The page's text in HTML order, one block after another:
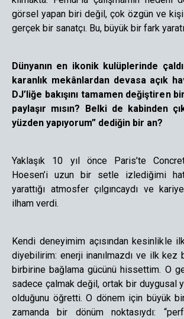
görsel yapan biri değil, çok özgün ve
gerçek bir sanatçı. Bu, büyük bir fark
Dünyanın en ikonik kulüplerinde
karanlık mekânlardan devasa açık
DJ’liğe bakışını tamamen değiştiren
paylaşır mısın? Belki de kabinden
yüzden yapıyorum” dediğin bir an?
Yaklaşık 10 yıl önce Paris’te
Hoesen’i uzun bir setle izlediğimi
yarattığı atmosfer çılgıncaydı ve
ilham verdi.
Kendi deneyimim açısından kesinlikle
diyebilirim: enerji inanılmazdı ve ilk kez
birbirine bağlama gücünü hissettim. O
sadece çalmak değil, ortak bir duygusal
olduğunu öğretti. O dönem için büyük
zamanda bir dönüm noktasıydı: